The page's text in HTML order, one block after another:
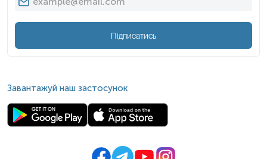
Підписатись
Завантажуй наш застосунок